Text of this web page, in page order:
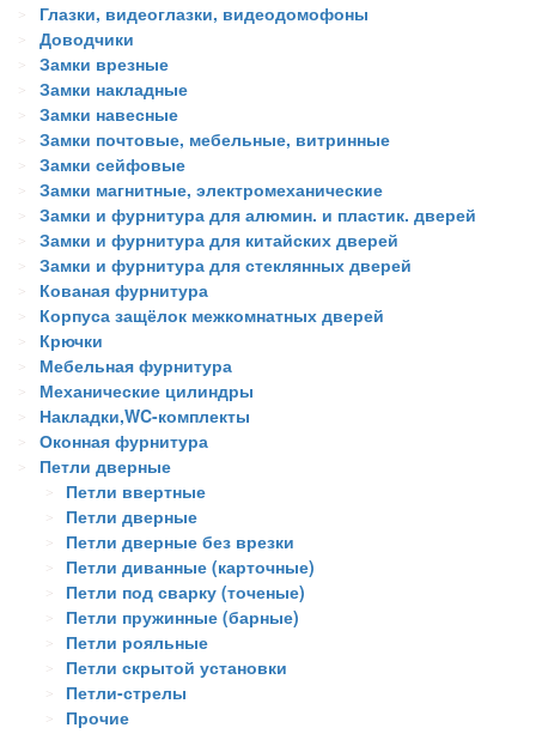
Глазки, видеоглазки, видеодомофоны
Доводчики
Замки врезные
Замки накладные
Замки навесные
Замки почтовые, мебельные, витринные
Замки сейфовые
Замки магнитные, электромеханические
Замки и фурнитура для алюмин. и пластик. дверей
Замки и фурнитура для китайских дверей
Замки и фурнитура для стеклянных дверей
Кованая фурнитура
Корпуса защёлок межкомнатных дверей
Крючки
Мебельная фурнитура
Механические цилиндры
Накладки,WC-комплекты
Оконная фурнитура
Петли дверные
Петли ввертные
Петли дверные
Петли дверные без врезки
Петли диванные (карточные)
Петли под сварку (точеные)
Петли пружинные (барные)
Петли рояльные
Петли скрытой установки
Петли-стрелы
Прочие